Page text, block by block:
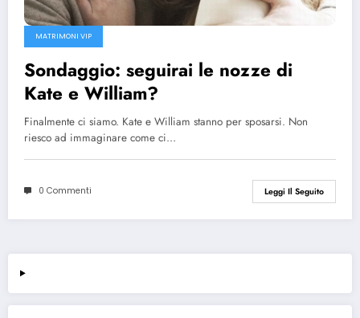
MATRIMONI VIP
Sondaggio: seguirai le nozze di
Kate e William?
Finalmente ci siamo. Kate e William stanno per sposarsi. Non
riesco ad immaginare come ci…
0 Commenti Leggi Il Seguito